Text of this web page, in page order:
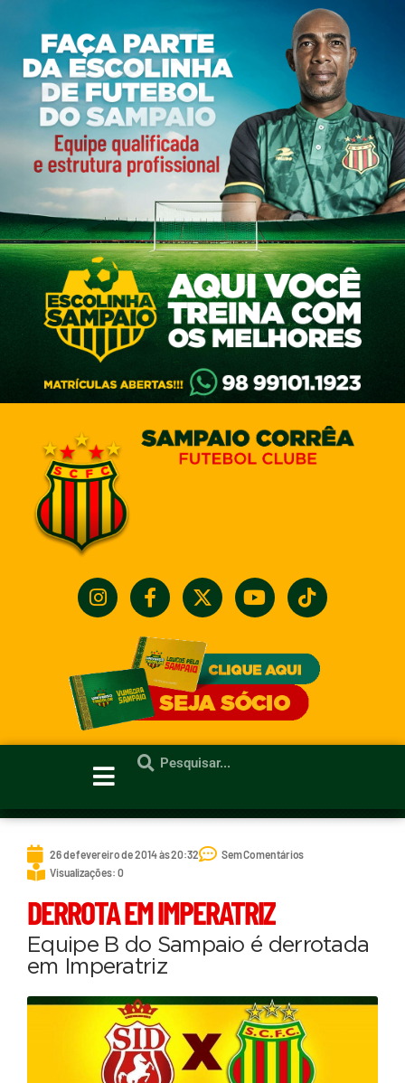
26 de fevereiro de 2014 às 20:32
Sem Comentários
Visualizações: 0
DERROTA EM IMPERATRIZ
Equipe B do Sampaio é derrotada
em Imperatriz